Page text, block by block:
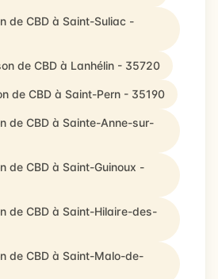
de CBD à Saint-Suliac -
de CBD à Lanhélin - 35720
de CBD à Saint-Pern - 35190
de CBD à Sainte-Anne-sur-
de CBD à Saint-Guinoux -
de CBD à Saint-Hilaire-des-
de CBD à Saint-Malo-de-